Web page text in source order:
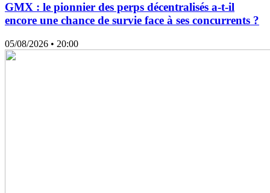
GMX : le pionnier des perps décentralisés a-t-il
encore une chance de survie face à ses concurrents ?
05/08/2026 • 20:00